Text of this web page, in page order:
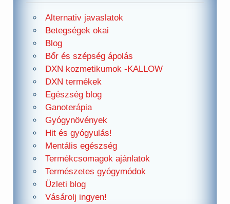
Alternativ javaslatok
Betegségek okai
Blog
Bőr és szépség ápolás
DXN kozmetikumok -KALLOW
DXN termékek
Egészség blog
Ganoterápia
Gyógynövények
Hit és gyógyulás!
Mentális egészség
Termékcsomagok ajánlatok
Természetes gyógymódok
Üzleti blog
Vásárolj ingyen!